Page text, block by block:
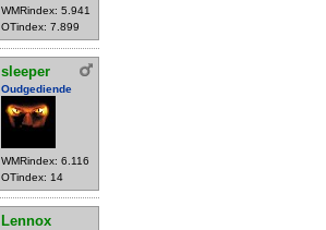
WMRindex: 5.941
OTindex: 7.899
sleeper
Oudgediende
WMRindex: 6.116
OTindex: 14
Lennox